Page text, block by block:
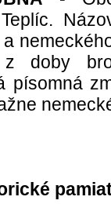
doby
písomná